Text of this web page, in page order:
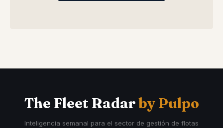
The Fleet Radarby Pulpo
Inteligencia semanal para el sector de gestión de flotas